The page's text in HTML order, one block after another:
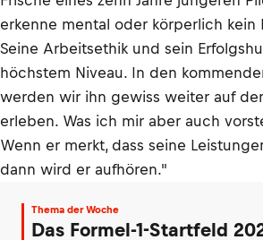
erkenne mental oder körperlich kein
Seine Arbeitsethik und sein
höchstem Niveau. In den
werden wir ihn gewiss weiter auf
erleben. Was ich mir aber auch
Wenn er merkt, dass seine
dann wird er aufhören."
Thema der Woche
Das Formel-1-Startfeld